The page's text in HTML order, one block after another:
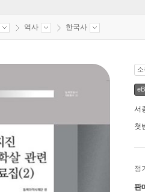
역사 한국사
서
첫
정
판